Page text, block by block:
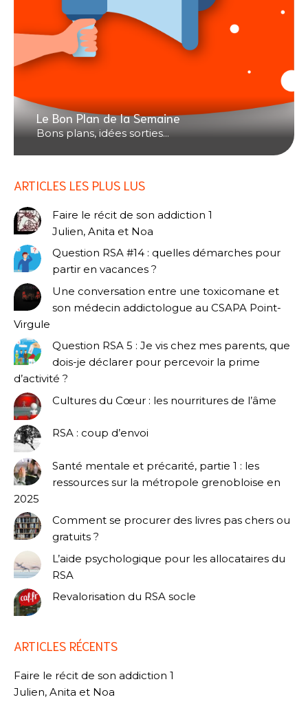
Le Bon Plan de la Semaine
Bons plans, idées sorties...
ARTICLES LES PLUS LUS
Faire le récit de son addiction 1
Julien, Anita et Noa
Question RSA #14 : quelles démarches pour
partir en vacances ?
Une conversation entre une toxicomane et
son médecin addictologue au CSAPA Point-
Virgule
Question RSA 5 : Je vis chez mes parents, que
dois-je déclarer pour percevoir la prime
d’activité ?
Cultures du Cœur : les nourritures de l’âme
RSA : coup d’envoi
Santé mentale et précarité, partie 1 : les
ressources sur la métropole grenobloise en
2025
Comment se procurer des livres pas chers ou
gratuits ?
L’aide psychologique pour les allocataires du
RSA
Revalorisation du RSA socle
ARTICLES RÉCENTS
Faire le récit de son addiction 1
Julien, Anita et Noa